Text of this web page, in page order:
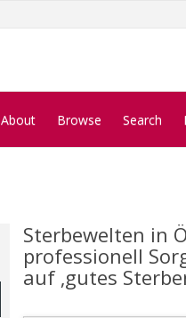
About Browse Search
Sterbewelten in
professionell
auf ‚gutes